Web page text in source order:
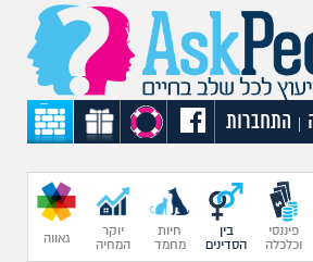
התחברות
פיננסי
וכלכלה
בין
הסדינים
חיות
מחמד
יוקר
המחיה
גאווה